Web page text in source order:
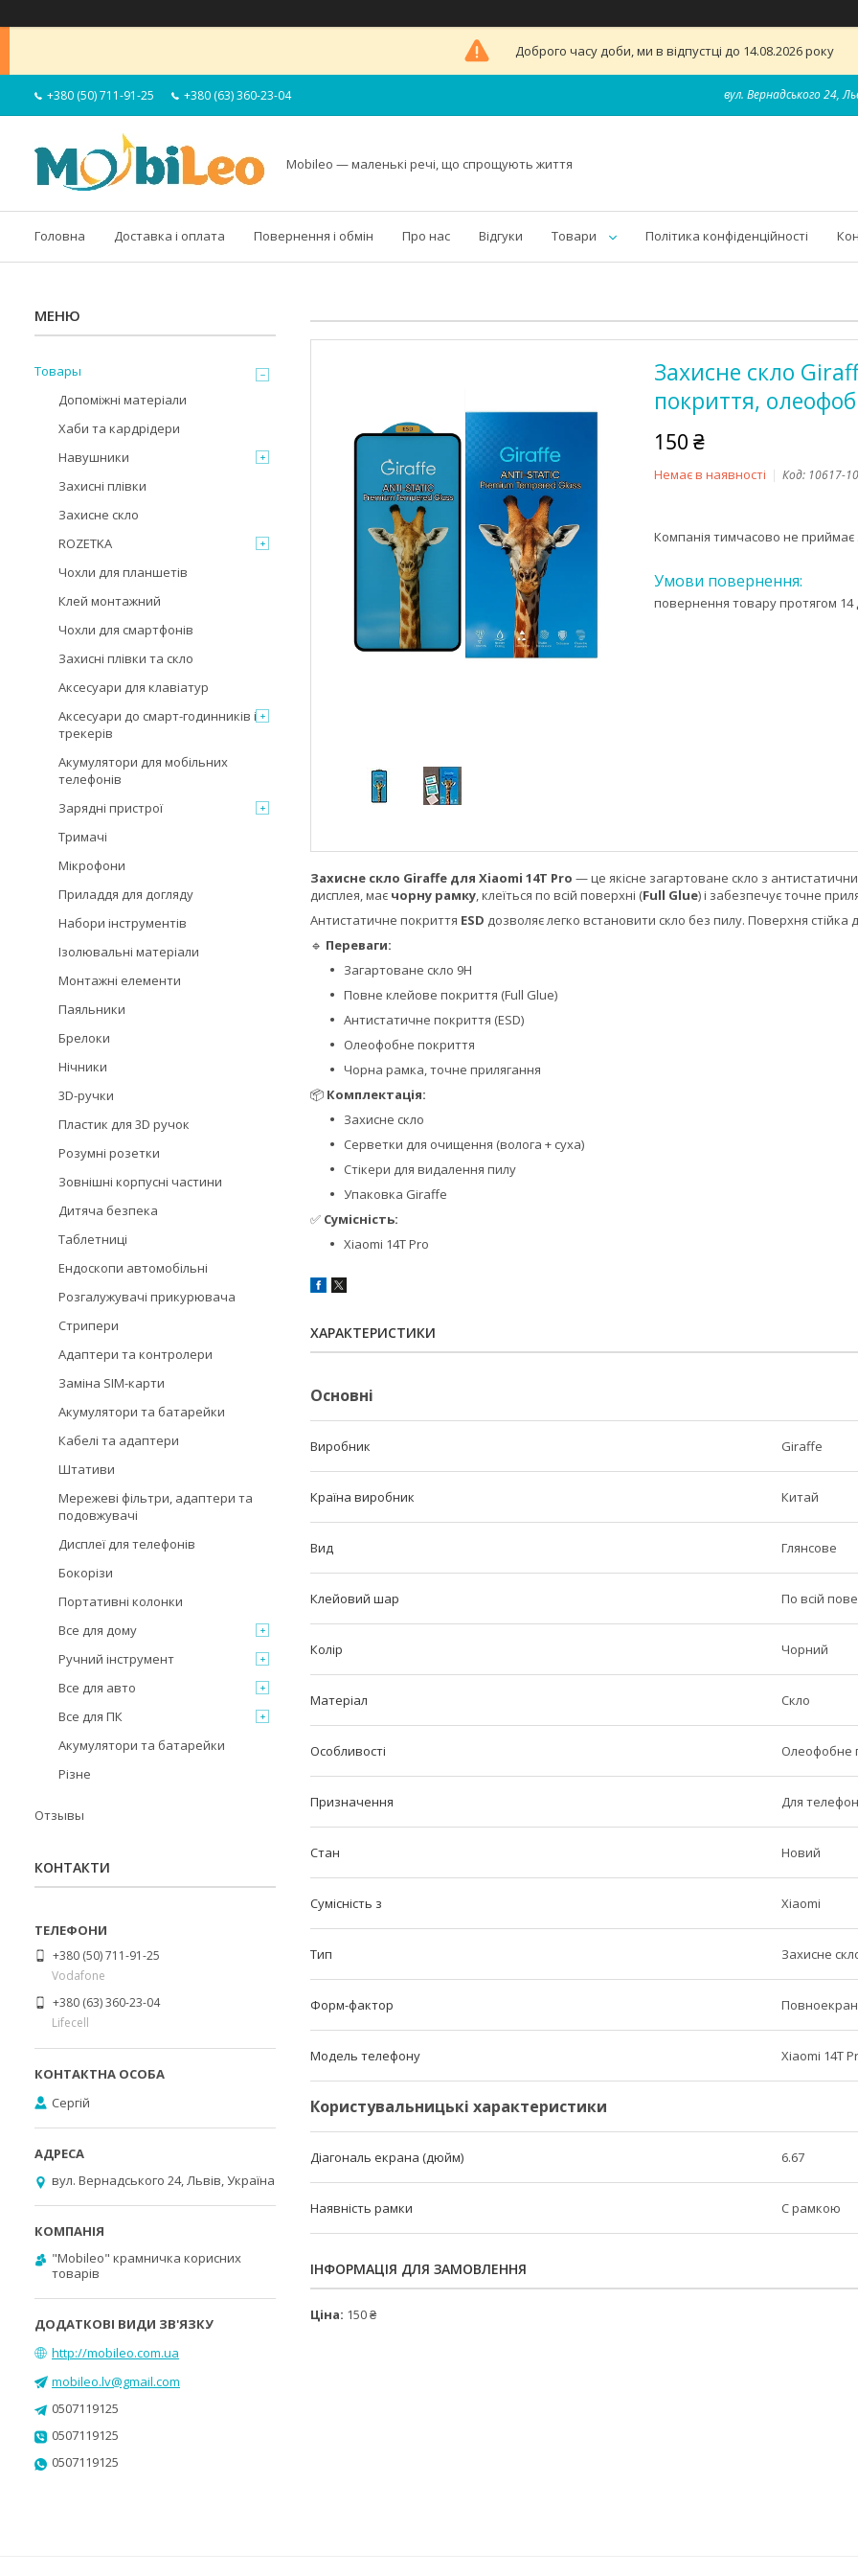
Доброго часу доби, ми в відпустці до 14.08.2026 року
+380 (50) 711-91-25 +380 (63) 360-23-04 вул. Вернадського 24,
Mobileo — маленькі речі, що спрощують життя
Головна Доставка і оплата Повернення і обмін Про нас Відгуки Товари Політика конфіденційності
Захисне скло
покриття,
150 ₴
Немає в наявності Код: 10617-
Компанія тимчасово не
повернення товару протягом 14
Захисне скло Giraffe для Xiaomi 14T Pro — це якісне загартоване скло з
дисплея, має чорну рамку, клеїться по всій поверхні (Full Glue) і забезпечує точне
Антистатичне покриття ESD дозволяє легко встановити скло без пилу. Поверхня стійка
🔹 Переваги:
Загартоване скло 9H
Повне клейове покриття (Full Glue)
Антистатичне покриття (ESD)
Олеофобне покриття
Чорна рамка, точне прилягання
📦 Комплектація:
Захисне скло
Серветки для очищення (волога + суха)
Стікери для видалення пилу
Упаковка Giraffe
✅ Сумісність:
Xiaomi 14T Pro
ХАРАКТЕРИСТИКИ
Основні
Виробник Giraffe
Країна виробник Китай
Вид Глянсове
Клейовий шар По всій
Колір Чорний
Матеріал Скло
Особливості Олеофобне
Призначення Для
Стан Новий
Сумісність з Xiaomi
Тип Захисне
Форм-фактор
Модель телефону Xiaomi 14T
Користувальницькі характеристики
Діагональ екрана (дюйм) 6.67
Наявність рамки C рамкою
ІНФОРМАЦІЯ ДЛЯ ЗАМОВЛЕННЯ
Ціна: 150 ₴
Товары
Допоміжні матеріали
Хаби та кардрідери
Навушники
Захисні плівки
Захисне скло
ROZETKA
Чохли для планшетів
Клей монтажний
Чохли для смартфонів
Захисні плівки та скло
Аксесуари для клавіатур
Аксесуари до смарт-годинників і
трекерів
Акумулятори для мобільних
телефонів
Зарядні пристрої
Тримачі
Мікрофони
Приладдя для догляду
Набори інструментів
Ізолювальні матеріали
Монтажні елементи
Паяльники
Брелоки
Нічники
3D-ручки
Пластик для 3D ручок
Розумні розетки
Зовнішні корпусні частини
Дитяча безпека
Таблетниці
Ендоскопи автомобільні
Розгалужувачі прикурювача
Стрипери
Адаптери та контролери
Заміна SIM-карти
Акумулятори та батарейки
Кабелі та адаптери
Штативи
Мережеві фільтри, адаптери та
подовжувачі
Дисплеї для телефонів
Бокорізи
Портативні колонки
Все для дому
Ручний інструмент
Все для авто
Все для ПК
Акумулятори та батарейки
Різне
Отзывы
КОНТАКТИ
+380 (50) 711-91-25
Vodafone
+380 (63) 360-23-04
Lifecell
Сергій
вул. Вернадського 24, Львів, Україна
"Mobileo" крамничка корисних
товарів
http://mobileo.com.ua
mobileo.lv@gmail.com
0507119125
0507119125
0507119125